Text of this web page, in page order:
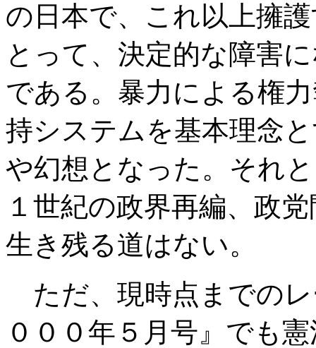
の日本で、これ以上擁
とって、決定的な障害
である。暴力による権
持システムを基本理念
や幻想となった。それ
１世紀の政界再編、政
生き残る道はない。
ただ、現時点までの
０００年５月号』でも